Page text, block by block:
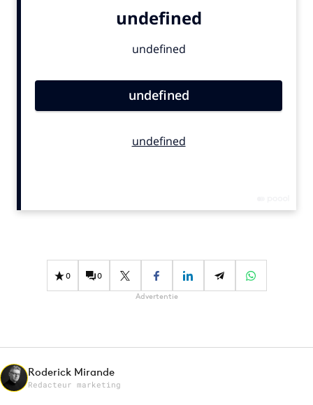
Influencer marketing
Merkstrategie
PR
Programmatic
0 0
Advertentie
Roderick Mirande
Redacteur marketing